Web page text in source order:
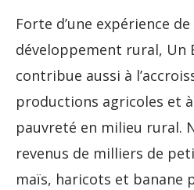
Forte d’une expérience
développement rural, Un
contribue aussi à
productions agricoles et
pauvreté en milieu rural.
revenus de milliers de
maïs, haricots et banane